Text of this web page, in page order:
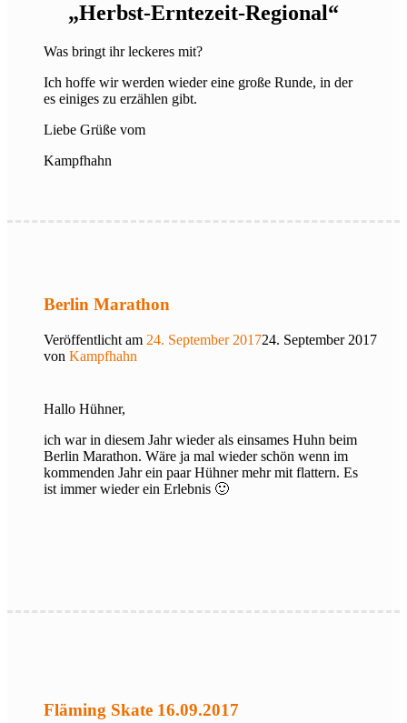
„Herbst-Erntezeit-Regional“
Was bringt ihr leckeres mit?
Ich hoffe wir werden wieder eine große Runde, in der
es einiges zu erzählen gibt.
Liebe Grüße vom
Kampfhahn
Berlin Marathon
Veröffentlicht am 24. September 201724. September 2017
von Kampfhahn
Hallo Hühner,
ich war in diesem Jahr wieder als einsames Huhn beim
Berlin Marathon. Wäre ja mal wieder schön wenn im
kommenden Jahr ein paar Hühner mehr mit flattern. Es
ist immer wieder ein Erlebnis 🙂
Fläming Skate 16.09.2017